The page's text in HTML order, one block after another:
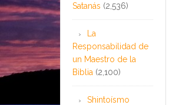
Satanás (2,536)
La
Responsabilidad de
un Maestro de la
Biblia (2,100)
Shintoísmo